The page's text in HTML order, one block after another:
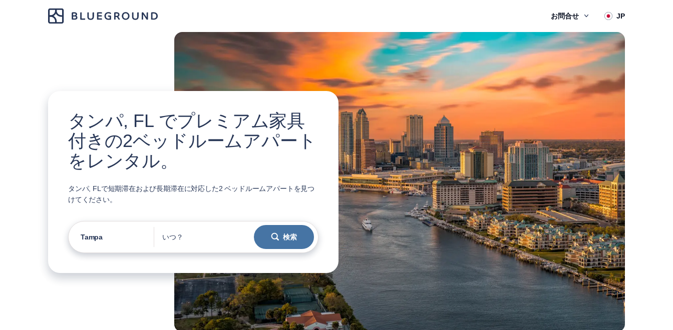
お問合せ JP
タンパ, FL でプレミアム家具
付きの2ベッドルームアパート
をレンタル。
タンパ, FLで短期滞在および長期滞在に対応した2 ベッドルームアパートを見つ
けてください。
Tampa いつ？ 検索